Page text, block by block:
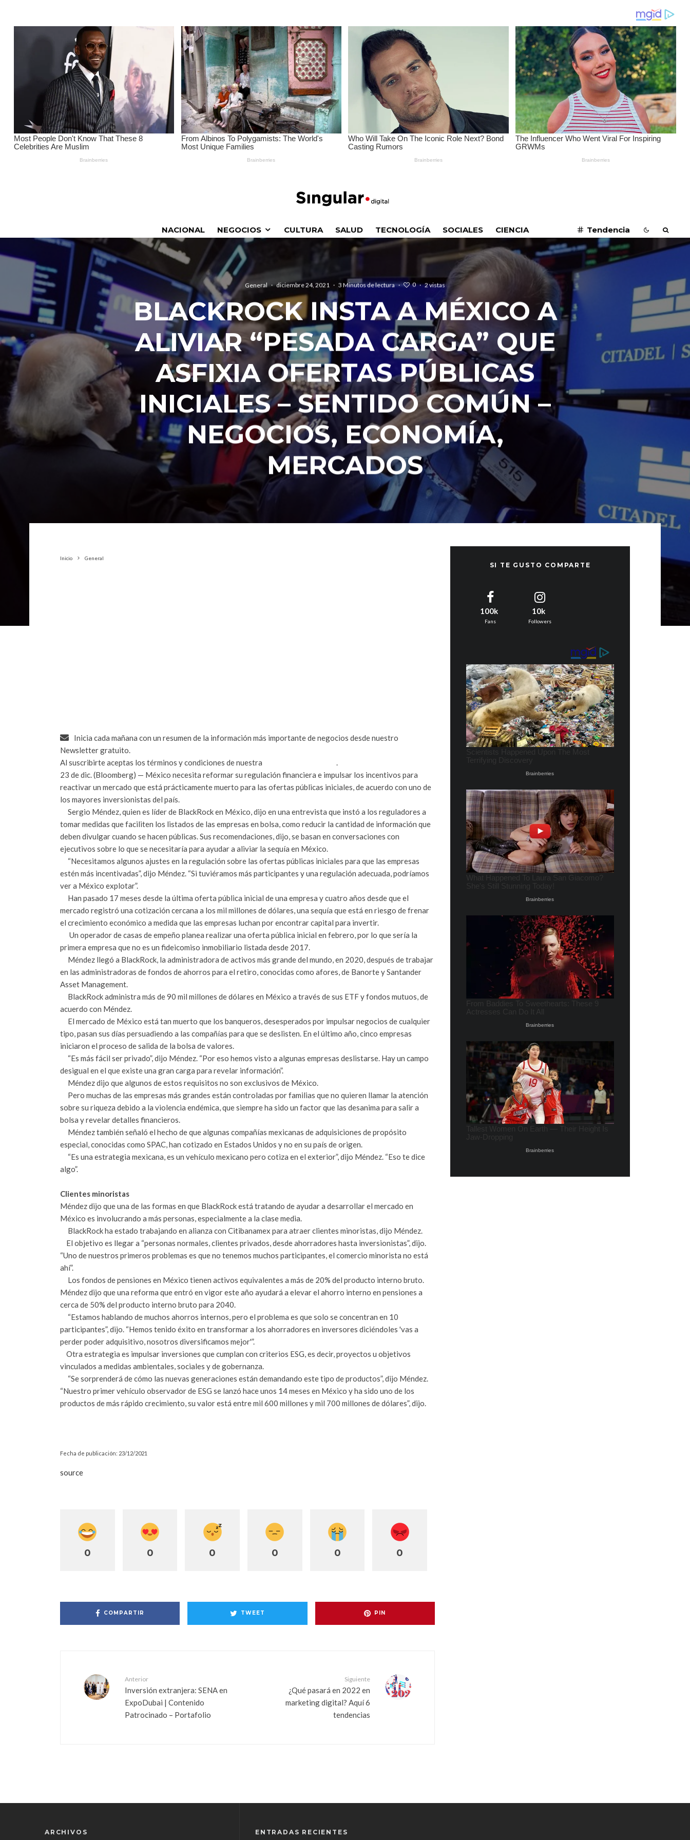
NACIONAL NEGOCIOS CULTURA SALUD TECNOLOGÍA SOCIALES CIENCIA Tendencia
General · diciembre 24, 2021 · 3 Minutos de lectura · 0 · 2 vistas
BLACKROCK INSTA A MÉXICO A
ALIVIAR “PESADA CARGA” QUE
ASFIXIA OFERTAS PÚBLICAS
INICIALES – SENTIDO COMÚN –
NEGOCIOS, ECONOMÍA,
MERCADOS
Inicio General
Inicia cada mañana con un resumen de la información más importante de negocios desde nuestro
Newsletter gratuito.
Al suscribirte aceptas los términos y condiciones de nuestra
.
23 de dic. (Bloomberg) — México necesita reformar su regulación financiera e impulsar los incentivos para
reactivar un mercado que está prácticamente muerto para las ofertas públicas iniciales, de acuerdo con uno de
los mayores inversionistas del país.
Sergio Méndez, quien es líder de BlackRock en México, dijo en una entrevista que instó a los reguladores a
tomar medidas que faciliten los listados de las empresas en bolsa, como reducir la cantidad de información que
deben divulgar cuando se hacen públicas. Sus recomendaciones, dijo, se basan en conversaciones con
ejecutivos sobre lo que se necesitaría para ayudar a aliviar la sequía en México.
“Necesitamos algunos ajustes en la regulación sobre las ofertas públicas iniciales para que las empresas
estén más incentivadas”, dijo Méndez. “Si tuviéramos más participantes y una regulación adecuada, podríamos
ver a México explotar”.
Han pasado 17 meses desde la última oferta pública inicial de una empresa y cuatro años desde que el
mercado registró una cotización cercana a los mil millones de dólares, una sequía que está en riesgo de frenar
el crecimiento económico a medida que las empresas luchan por encontrar capital para invertir.
Un operador de casas de empeño planea realizar una oferta pública inicial en febrero, por lo que sería la
primera empresa que no es un fideicomiso inmobiliario listada desde 2017.
Méndez llegó a BlackRock, la administradora de activos más grande del mundo, en 2020, después de trabajar
en las administradoras de fondos de ahorros para el retiro, conocidas como afores, de Banorte y Santander
Asset Management.
BlackRock administra más de 90 mil millones de dólares en México a través de sus ETF y fondos mutuos, de
acuerdo con Méndez.
El mercado de México está tan muerto que los banqueros, desesperados por impulsar negocios de cualquier
tipo, pasan sus días persuadiendo a las compañías para que se deslisten. En el último año, cinco empresas
iniciaron el proceso de salida de la bolsa de valores.
“Es más fácil ser privado”, dijo Méndez. “Por eso hemos visto a algunas empresas deslistarse. Hay un campo
desigual en el que existe una gran carga para revelar información”.
Méndez dijo que algunos de estos requisitos no son exclusivos de México.
Pero muchas de las empresas más grandes están controladas por familias que no quieren llamar la atención
sobre su riqueza debido a la violencia endémica, que siempre ha sido un factor que las desanima para salir a
bolsa y revelar detalles financieros.
Méndez también señaló el hecho de que algunas compañías mexicanas de adquisiciones de propósito
especial, conocidas como SPAC, han cotizado en Estados Unidos y no en su país de origen.
“Es una estrategia mexicana, es un vehículo mexicano pero cotiza en el exterior”, dijo Méndez. “Eso te dice
algo”.
Clientes minoristas
Méndez dijo que una de las formas en que BlackRock está tratando de ayudar a desarrollar el mercado en
México es involucrando a más personas, especialmente a la clase media.
BlackRock ha estado trabajando en alianza con Citibanamex para atraer clientes minoristas, dijo Méndez.
El objetivo es llegar a “personas normales, clientes privados, desde ahorradores hasta inversionistas”, dijo.
“Uno de nuestros primeros problemas es que no tenemos muchos participantes, el comercio minorista no está
ahí”.
Los fondos de pensiones en México tienen activos equivalentes a más de 20% del producto interno bruto.
Méndez dijo que una reforma que entró en vigor este año ayudará a elevar el ahorro interno en pensiones a
cerca de 50% del producto interno bruto para 2040.
“Estamos hablando de muchos ahorros internos, pero el problema es que solo se concentran en 10
participantes”, dijo. “Hemos tenido éxito en transformar a los ahorradores en inversores diciéndoles 'vas a
perder poder adquisitivo, nosotros diversificamos mejor'”.
Otra estrategia es impulsar inversiones que cumplan con criterios ESG, es decir, proyectos u objetivos
vinculados a medidas ambientales, sociales y de gobernanza.
“Se sorprenderá de cómo las nuevas generaciones están demandando este tipo de productos”, dijo Méndez.
“Nuestro primer vehículo observador de ESG se lanzó hace unos 14 meses en México y ha sido uno de los
productos de más rápido crecimiento, su valor está entre mil 600 millones y mil 700 millones de dólares”, dijo.
Fecha de publicación: 23/12/2021
source
0 0 0 0 0 0
COMPARTIR TWEET PIN
Anterior
Inversión extranjera: SENA en
ExpoDubai | Contenido
Patrocinado – Portafolio
Siguiente
¿Qué pasará en 2022 en
marketing digital? Aquí 6
tendencias
SI TE GUSTO COMPARTE
100k
Fans
10k
Followers
ARCHIVOS ENTRADAS RECIENTES